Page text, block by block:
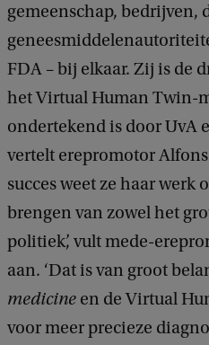
gemeenschap, bedrijven,
FDA – bij elkaar. Zij is de
het Virtual Human Twin-
ondertekend is door UvA
vertelt erepromotor
succes weet ze haar werk
brengen van zowel het
politiek’, vult mede-
aan. ‘Dat is van groot
medicine en de Virtual
voor meer precieze